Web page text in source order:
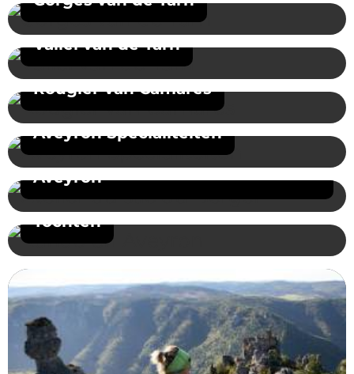
Vallei van de Tarn
Rougier van Camares
Aveyron Specialiteiten
Vakmensen en bedrijven van
Aveyron
Tochten